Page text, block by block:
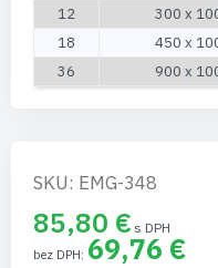
12
300 x
18
450 x
36
900 x
SKU: EMG-348
85,80 €
69,76 €